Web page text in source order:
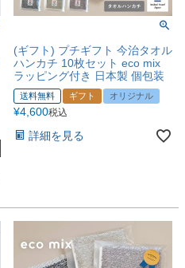
(ギフト) プチギフト 今治タオル
ハンカチ 10枚セット eco mix
ラッピング付き 日本製 個包装
送料無料 ギフト オリジナル
¥4,600税込
詳細を見る